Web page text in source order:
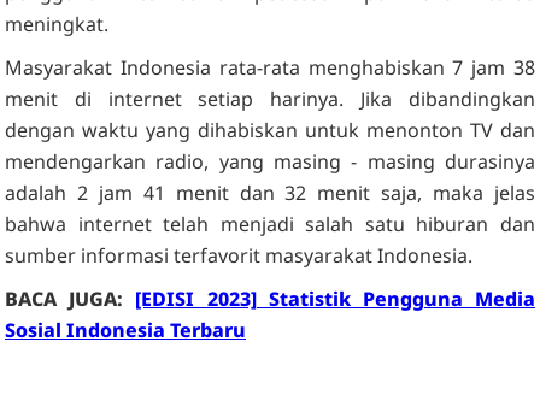
meningkat.
Masyarakat Indonesia rata-rata menghabiskan 7 jam 38
menit di internet setiap harinya. Jika dibandingkan
dengan waktu yang dihabiskan untuk menonton TV dan
mendengarkan radio, yang masing - masing durasinya
adalah 2 jam 41 menit dan 32 menit saja, maka jelas
bahwa internet telah menjadi salah satu hiburan dan
sumber informasi terfavorit masyarakat Indonesia.
BACA JUGA: [EDISI 2023] Statistik Pengguna Media
Sosial Indonesia Terbaru